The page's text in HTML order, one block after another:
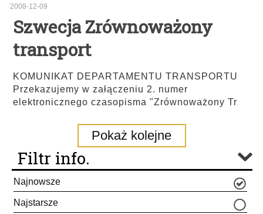
2008-12-09
Szwecja Zrównoważony
transport
KOMUNIKAT DEPARTAMENTU TRANSPORTU
Przekazujemy w załączeniu 2. numer
elektronicznego czasopisma "Zrównoważony Tr
Pokaż kolejne
Filtr info.
Najnowsze
Najstarsze